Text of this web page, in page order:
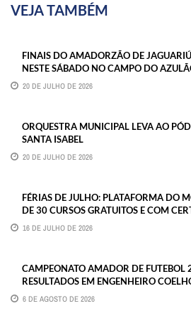
VEJA TAMBÉM
FINAIS DO AMADORZÃO DE
NESTE SÁBADO NO CAMPO DO
20 DE JULHO DE 2026
ORQUESTRA MUNICIPAL LEVA AO
SANTA ISABEL
20 DE JULHO DE 2026
FÉRIAS DE JULHO: PLATAFORMA DO
DE 30 CURSOS GRATUITOS E COM
16 DE JULHO DE 2026
CAMPEONATO AMADOR DE FUTEBOL
RESULTADOS EM ENGENHEIRO
6 DE AGOSTO DE 2026